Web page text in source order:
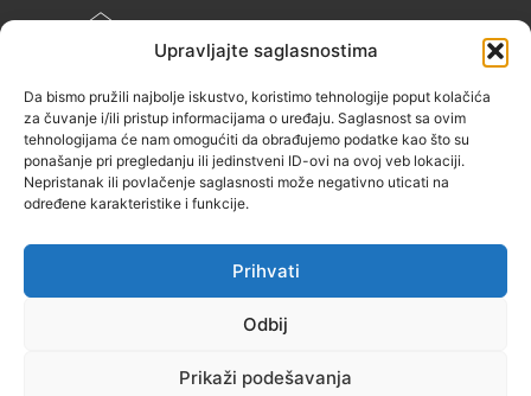
Upravljajte saglasnostima
Da bismo pružili najbolje iskustvo, koristimo tehnologije poput kolačića
za čuvanje i/ili pristup informacijama o uređaju. Saglasnost sa ovim
tehnologijama će nam omogućiti da obrađujemo podatke kao što su
ponašanje pri pregledanju ili jedinstveni ID-ovi na ovoj veb lokaciji.
Nepristanak ili povlačenje saglasnosti može negativno uticati na
određene karakteristike i funkcije.
Prihvati
Odbij
Prikaži podešavanja
INFO@ZENIT.BA
ZENIČANKA, 3. SPRAT), 72000 ZENICA